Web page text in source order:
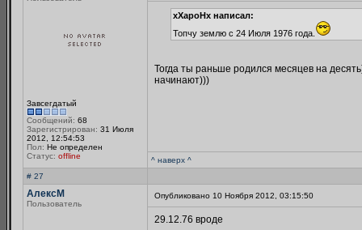
Завсегдатый
Сообщений: 68
Зарегистрирован: 31 Июля
2012, 12:54:53
Пол: Не определен
Статус: offline
xXapoHx написал:
Топчу землю с 24 Июля 1976 года.
Тогда ты раньше родился месяцев на
начинают)))
^ наверх ^
# 27
АлексМ
Пользователь
Опубликовано 10 Ноября 2012, 03:15:50
29.12.76 вроде